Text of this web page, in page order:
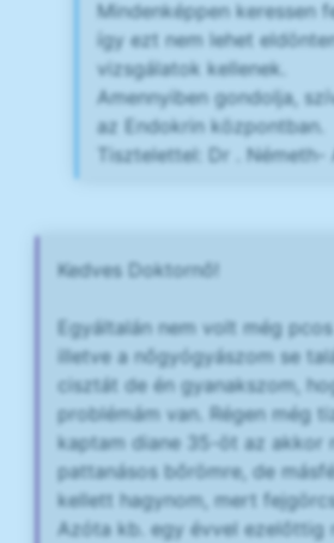
Mindenképpen keressen
így ezt nem lehet
vizsgálatok kellenek.
Amennyiben gondolja,
az Endokrin központban.
Tisztelettel: Dr . Németh-
Kedves Doktornő!
Egyáltalán nem volt még
illetve a nőgyógyászom se
cisztát de én gyanakszom,
problémám van. Régen még
kaptam diane 35-öt az akkor
pattanásos bőrömre, de
kellett hagynom, mert
Azóta kb. egy évvel ezelőttig